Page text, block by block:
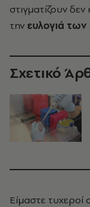
στιγματίζουν
την ευλογιά
Σχετικό
Είμαστε τυχεροί